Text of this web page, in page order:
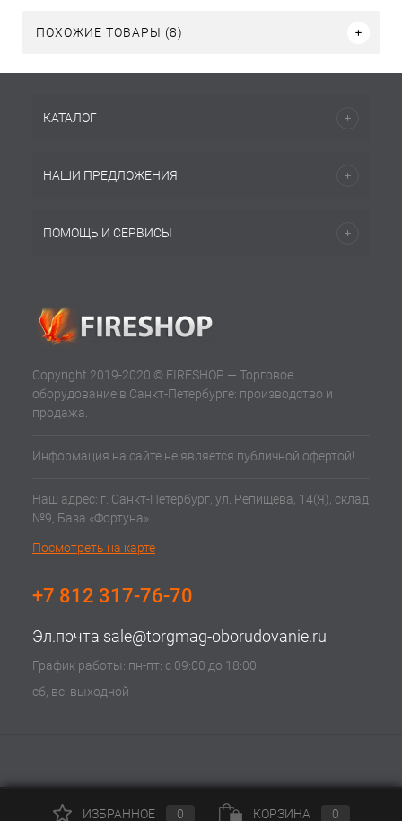
ПОХОЖИЕ ТОВАРЫ (8)
КАТАЛОГ
НАШИ ПРЕДЛОЖЕНИЯ
ПОМОЩЬ И СЕРВИСЫ
Copyright 2019-2020 © FIRESHOP — Торговое
оборудование в Санкт-Петербурге: производство и
продажа.
Информация на сайте не является публичной офертой!
Наш адрес: г. Санкт-Петербург, ул. Репищева, 14(Я), склад
№9, База «Фортуна»
Посмотреть на карте
+7 812 317-76-70
Эл.почта sale@torgmag-oborudovanie.ru
График работы: пн-пт: с 09:00 до 18:00
сб, вс: выходной
ИЗБРАННОЕ 0 КОРЗИНА 0